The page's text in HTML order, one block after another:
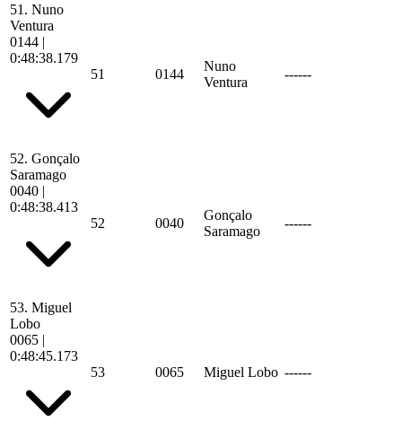
51. Nuno
Ventura
0144 |
0:48:38.179
51
0144
Nuno
Ventura
------
52. Gonçalo
Saramago
0040 |
0:48:38.413
52
0040
Gonçalo
Saramago
------
53. Miguel
Lobo
0065 |
0:48:45.173
53
0065 Miguel Lobo ------